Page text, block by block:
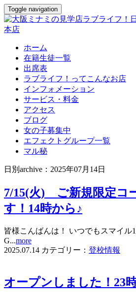
Toggle navigation
ホーム
在籍生徒一覧
出席表
ラブライフ！ってこんなお店
インフォメーション
サービス・料金
アクセス
ブログ
女の子募集中
エフェクトグループ一覧
マル秘
日別archive：2025年07月14日
7/15(火) ご新規限定コ
す！14時から♪
皆様こんばんは！ いつでもスマイル
G...more
2025.07.14 カテゴリー： 登校情報
オープンしました！23